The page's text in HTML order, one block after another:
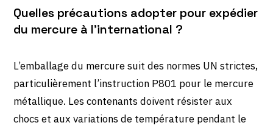
Quelles précautions adopter pour expédier
du mercure à l’international ?
L’emballage du mercure suit des normes UN strictes,
particulièrement l’instruction P801 pour le mercure
métallique. Les contenants doivent résister aux
chocs et aux variations de température pendant le